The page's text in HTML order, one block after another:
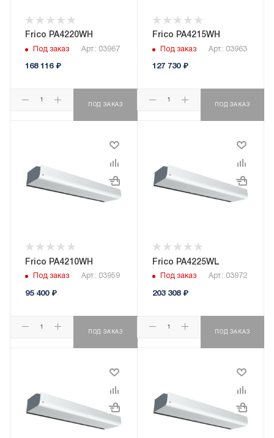
Frico PA4220WH
Под заказ Арт.: 03967
168 116₽
ПОД ЗАКАЗ
Frico PA4215WH
Под заказ Арт.: 03963
127 730₽
ПОД ЗАКАЗ
Frico PA4210WH
Под заказ Арт.: 03959
95 400₽
ПОД ЗАКАЗ
Frico PA4225WL
Под заказ Арт.: 03972
203 308₽
ПОД ЗАКАЗ